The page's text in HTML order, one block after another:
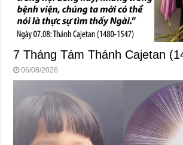
7 Tháng Tám Thánh Cajetan
06/08/2026